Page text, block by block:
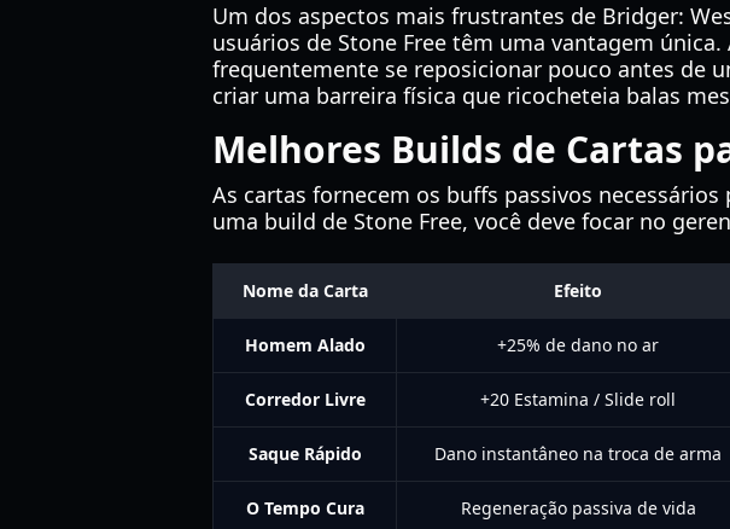
Um dos aspectos mais frustrantes de Bridger:
usuários de Stone Free têm uma vantagem única.
frequentemente se reposicionar pouco antes de
criar uma barreira física que ricocheteia balas
Melhores Builds de Cartas
As cartas fornecem os buffs passivos
uma build de Stone Free, você deve focar no
Nome da Carta Efeito
Homem Alado +25% de dano no ar
Corredor Livre +20 Estamina / Slide roll
Saque Rápido Dano instantâneo na troca de arma
O Tempo Cura Regeneração passiva de vida